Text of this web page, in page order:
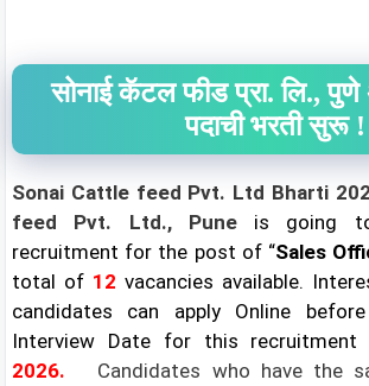
सोनाई कॅटल फीड प्रा. लि., पुणे
पदाची भरती सुरू !
Sonai Cattle feed Pvt. Ltd Bharti
feed Pvt. Ltd., Puneis going to
recruitment for the post of “Sales
total of 12 vacancies available.
candidates can apply Online
Interview Date for this recruitment
2026.
Candidates who have the